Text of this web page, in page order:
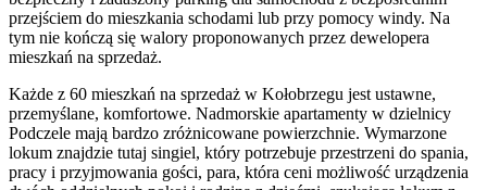
przejściem do mieszkania schodami lub przy pomocy windy. Na
tym nie kończą się walory proponowanych przez dewelopera
mieszkań na sprzedaż.
Każde z 60 mieszkań na sprzedaż w Kołobrzegu jest ustawne,
przemyślane, komfortowe. Nadmorskie apartamenty w dzielnicy
Podczele mają bardzo zróżnicowane powierzchnie. Wymarzone
lokum znajdzie tutaj singiel, który potrzebuje przestrzeni do spania,
pracy i przyjmowania gości, para, która ceni możliwość urządzenia